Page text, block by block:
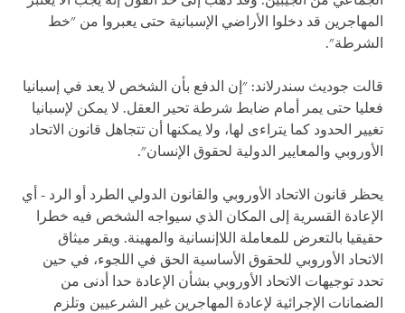
المهاجرين قد دخلوا الأراضي الإسبانية حتى يعبروا من "خط
الشرطة".
قالت جوديث سندرلاند: "إن الدفع بأن الشخص لا يعد في إسبانيا
فعليا حتى يمر أمام ضابط شرطة تحير العقل. لا يمكن لإسبانيا
تغيير الحدود كما يتراءى لها، ولا يمكنها أن تتجاهل قانون الاتحاد
الأوروبي والمعايير الدولية لحقوق الإنسان".
يحظر قانون الاتحاد الأوروبي والقانون الدولي الطرد أو الرد - أي
الإعادة القسرية إلى المكان الذي سيواجه الشخص فيه خطرا
حقيقيا بالتعرض للمعاملة اللاإنسانية والمهينة. ويقر ميثاق
الاتحاد الأوروبي للحقوق الأساسية الحق في اللجوء، في حين
تحدد توجيهات الاتحاد الأوروبي بشأن الإعادة حدا أدنى من
الضمانات الإجرائية لإعادة المهاجرين غير الشرعيين وتلزم